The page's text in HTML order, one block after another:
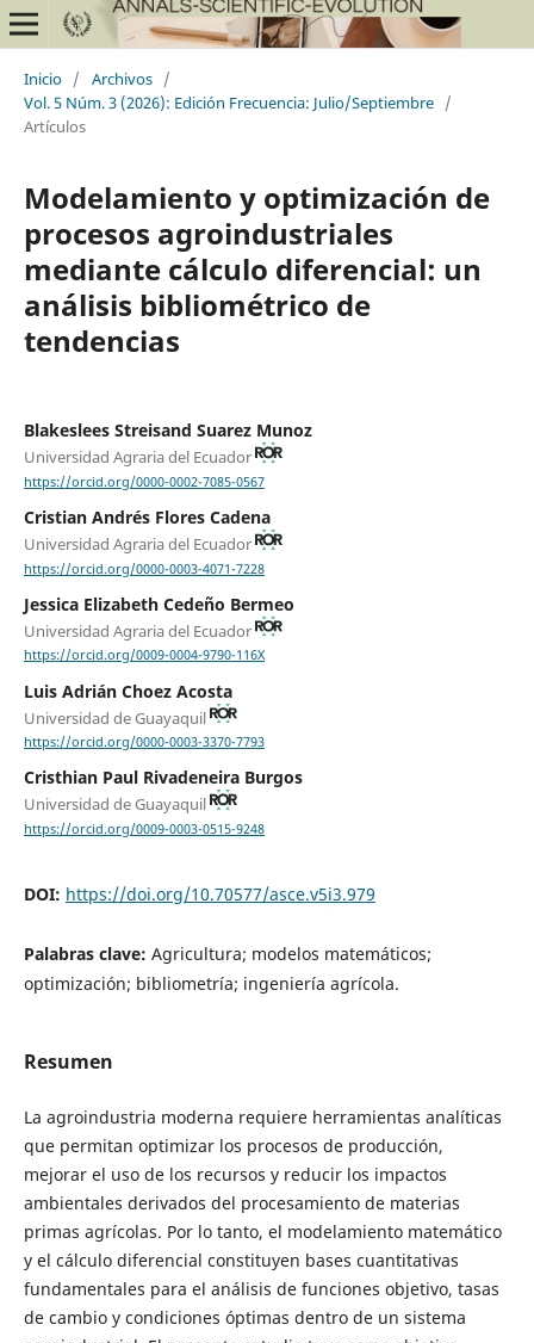
Inicio / Archivos /
Vol. 5 Núm. 3 (2026): Edición Frecuencia: Julio/Septiembre /
Artículos
Modelamiento y optimización de
procesos agroindustriales
mediante cálculo diferencial: un
análisis bibliométrico de
tendencias
Blakeslees Streisand Suarez Munoz
Universidad Agraria del Ecuador
https://orcid.org/0000-0002-7085-0567
Cristian Andrés Flores Cadena
Universidad Agraria del Ecuador
https://orcid.org/0000-0003-4071-7228
Jessica Elizabeth Cedeño Bermeo
Universidad Agraria del Ecuador
https://orcid.org/0009-0004-9790-116X
Luis Adrián Choez Acosta
Universidad de Guayaquil
https://orcid.org/0000-0003-3370-7793
Cristhian Paul Rivadeneira Burgos
Universidad de Guayaquil
https://orcid.org/0009-0003-0515-9248
DOI: https://doi.org/10.70577/asce.v5i3.979
Palabras clave: Agricultura; modelos matemáticos;
optimización; bibliometría; ingeniería agrícola.
Resumen
La agroindustria moderna requiere herramientas analíticas
que permitan optimizar los procesos de producción,
mejorar el uso de los recursos y reducir los impactos
ambientales derivados del procesamiento de materias
primas agrícolas. Por lo tanto, el modelamiento matemático
y el cálculo diferencial constituyen bases cuantitativas
fundamentales para el análisis de funciones objetivo, tasas
de cambio y condiciones óptimas dentro de un sistema